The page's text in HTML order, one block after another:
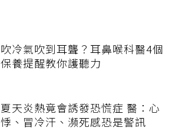
吹冷氣吹到耳聾？耳鼻喉科醫4個
保養提醒教你護聽力
夏天炎熱竟會誘發恐慌症 醫：心
悸、冒冷汗、瀕死感恐是警訊